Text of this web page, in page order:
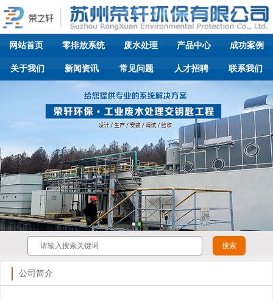
网站首页 零排放系统 废水处理 产品中心 成功案例
关于我们 新闻资讯 常见问题 人才招聘 联系我们
公司简介